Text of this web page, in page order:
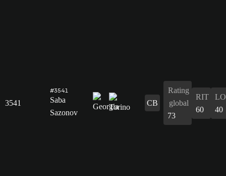
3541
#3541
Saba
Sazonov
CB
Rating
global
73
RIT
60
40